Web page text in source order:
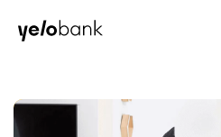
приложение Yelo
Частным лицам